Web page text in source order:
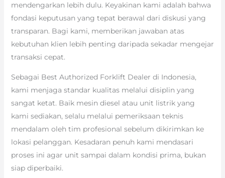
mendengarkan lebih dulu. Keyakinan kami adalah bahwa
fondasi keputusan yang tepat berawal dari diskusi yang
transparan. Bagi kami, memberikan jawaban atas
kebutuhan klien lebih penting daripada sekadar mengejar
transaksi cepat.
Sebagai Best Authorized Forklift Dealer di Indonesia,
kami menjaga standar kualitas melalui disiplin yang
sangat ketat. Baik mesin diesel atau unit listrik yang
kami sediakan, selalu melalui pemeriksaan teknis
mendalam oleh tim profesional sebelum dikirimkan ke
lokasi pelanggan. Kesadaran penuh kami mendasari
proses ini agar unit sampai dalam kondisi prima, bukan
siap diperbaiki.